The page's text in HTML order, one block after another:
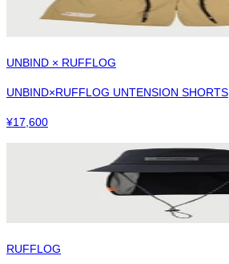
UNBIND × RUFFLOG
UNBIND×RUFFLOG UNTENSION SHORTS
¥17,600
RUFFLOG